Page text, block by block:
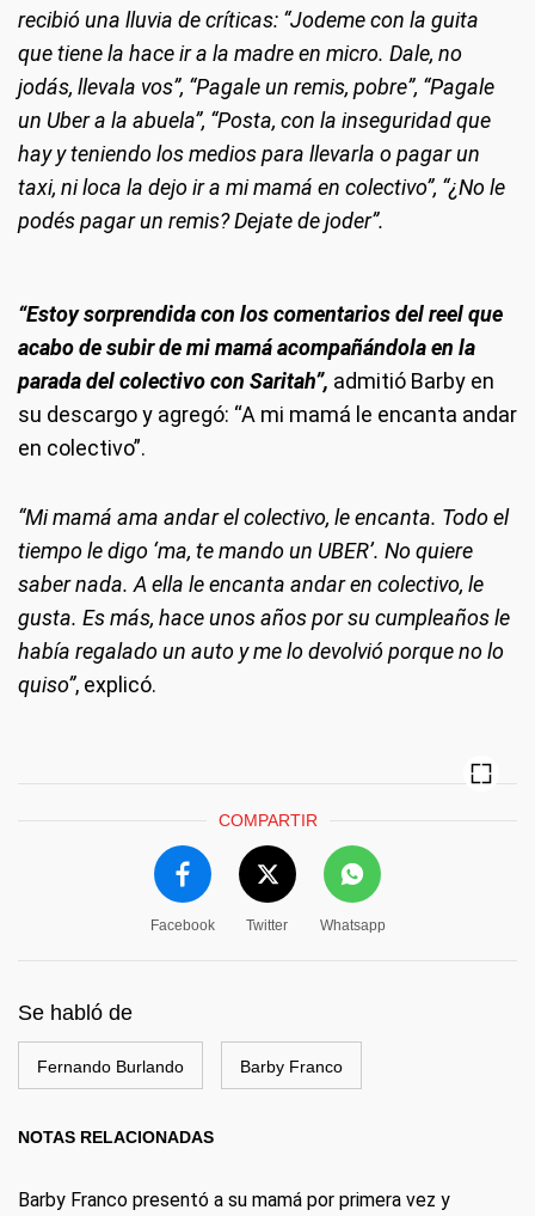
recibió una lluvia de críticas: “Jodeme con la guita
que tiene la hace ir a la madre en micro. Dale, no
jodás, llevala vos”, “Pagale un remis, pobre”, “Pagale
un Uber a la abuela”, “Posta, con la inseguridad que
hay y teniendo los medios para llevarla o pagar un
taxi, ni loca la dejo ir a mi mamá en colectivo”, “¿No le
podés pagar un remis? Dejate de joder”.
“Estoy sorprendida con los comentarios del reel que
acabo de subir de mi mamá acompañándola en la
parada del colectivo con Saritah”, admitió Barby en
su descargo y agregó: “A mi mamá le encanta andar
en colectivo”.
“Mi mamá ama andar el colectivo, le encanta. Todo el
tiempo le digo ‘ma, te mando un UBER’. No quiere
saber nada. A ella le encanta andar en colectivo, le
gusta. Es más, hace unos años por su cumpleaños le
había regalado un auto y me lo devolvió porque no lo
quiso”, explicó.
COMPARTIR
Facebook Twitter Whatsapp
Se habló de
Fernando Burlando Barby Franco
NOTAS RELACIONADAS
Barby Franco presentó a su mamá por primera vez y